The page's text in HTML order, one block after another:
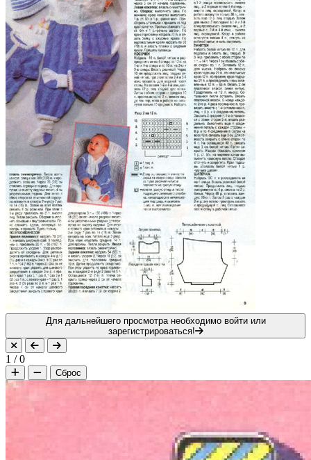
Для дальнейшего просмотра необходимо войти или
зарегистрироваться!
1 /0
Сброс